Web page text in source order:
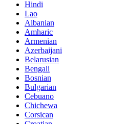
Hindi
Lao
Albanian
Amharic
Armenian
Azerbaijani
Belarusian
Bengali
Bosnian
Bulgarian
Cebuano
Chichewa
Corsican